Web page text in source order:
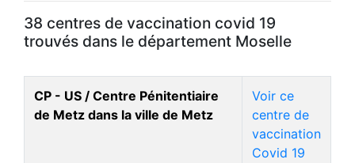
38 centres de vaccination covid 19
trouvés dans le département Moselle
CP - US / Centre Pénitentiaire
de Metz dans la ville de Metz
Voir ce
centre de
vaccination
Covid 19